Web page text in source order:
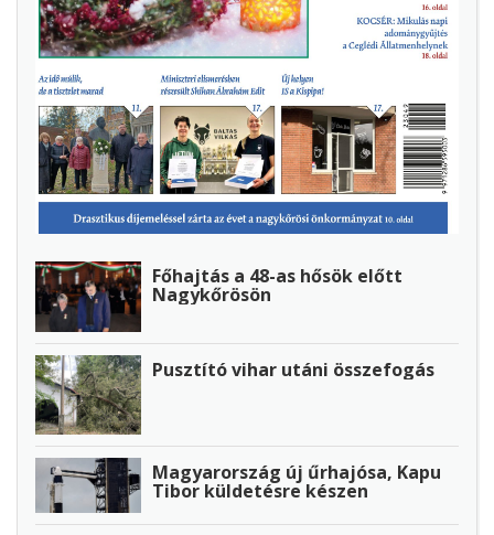
Főhajtás a 48-as hősök előtt
Nagykőrösön
Pusztító vihar utáni összefogás
Magyarország új űrhajósa, Kapu
Tibor küldetésre készen